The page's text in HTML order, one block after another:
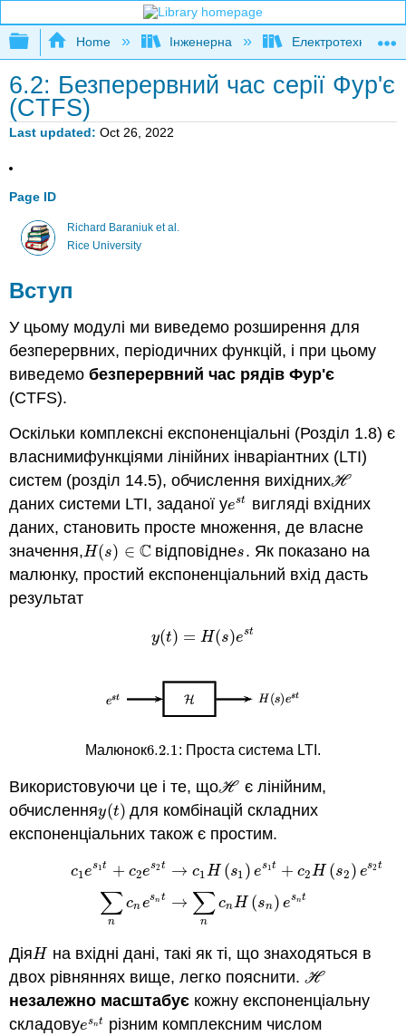
Expand/collapse global hierarchy
Home Інженерна Електротехніка
6.2: Безперервний час серії Фур'є
(CTFS)
Last updated Oct 26, 2022
Page ID
Richard Baraniuk et al.
Rice University
Вступ
У цьому модулі ми виведемо розширення для
безперервних, періодичних функцій, і при цьому
виведемобезперервний час рядів Фур'є
(CTFS).
Оскільки комплексні експоненціальні (Розділ 1.8) є
власнимифункціями лінійних інваріантних (LTI)
систем (розділ 14.5), обчислення вихіднихH
H
даних системи LTI, заданої уest
est вигляді вхідних
даних, становить просте множення, де власне
значення,H(s) ∈ C
H(s)∈C відповіднеs
s. Як показано на
малюнку, простий експоненціальний вхід дасть
результат
y(t) = H(s)est
y(t =H(s)est
Малюнок6.2.1
6.2.1: Проста система LTI.
Використовуючи це і те, щоH
H
є лінійним,
обчисленняy(t)
y(t) для комбінацій складних
експоненціальних також є простим.
c1es1t + c2es2 t
∑
n
cnesn t
→ c1H (s1) es1t + c2H (s2) es2 t
→ ∑
n
cnH (sn) esnt
1es1t+c2es2t→c 1H(s1)e s 1t+ c2 H(s2)es2t
ДіяH
Hна вхідні дані, такі як ті, що знаходяться в
двох рівняннях вище, легко пояснити.H
H
незалежно масштабує кожну експоненціальну
складовуesnt
esn tрізним комплексним числом